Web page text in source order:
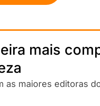
mais
as maiores editoras